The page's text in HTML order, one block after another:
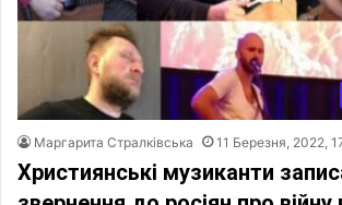
Маргарита Стралківська 11 Березня, 2022,
Християнські музиканти